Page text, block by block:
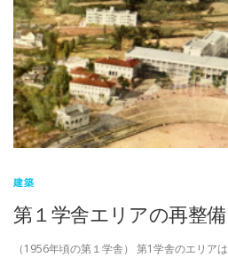
建築
第１学舎エリアの再整備
（1956年頃の第１学舎） 第1学舎のエリア